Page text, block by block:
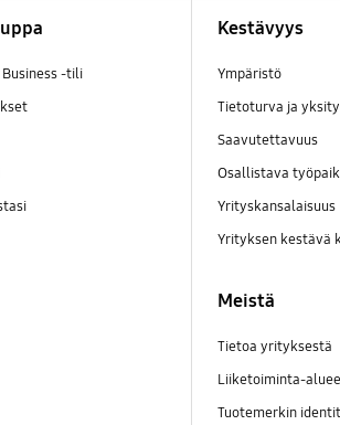
-tili
Kestävyys
Ympäristö
Tietoturva ja
Saavutettavuus
Osallistava
Yrityskansalaisuus
Yrityksen kestävä
Meistä
Tietoa yrityksestä
Liiketoiminta-
Tuotemerkin